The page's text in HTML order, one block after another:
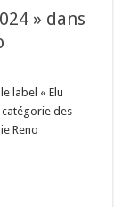
» dans
label « Elu
catégorie des
Reno